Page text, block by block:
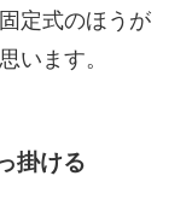
定式のほうが
います。
掛ける